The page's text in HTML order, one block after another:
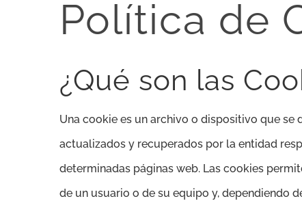
Política de
¿Qué son las
Una cookie es un archivo o dispositivo que
actualizados y recuperados por la entidad
determinadas páginas web. Las cookies
de un usuario o de su equipo y, dependiendo